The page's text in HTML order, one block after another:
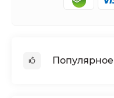
Популярное